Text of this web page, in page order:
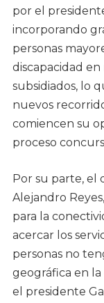
por el
incorporando
personas
discapacidad
subsidiados, lo
nuevos
comiencen su
proceso
Por su parte, el
Alejandro
para la
acercar los
personas no
geográfica en
el presidente